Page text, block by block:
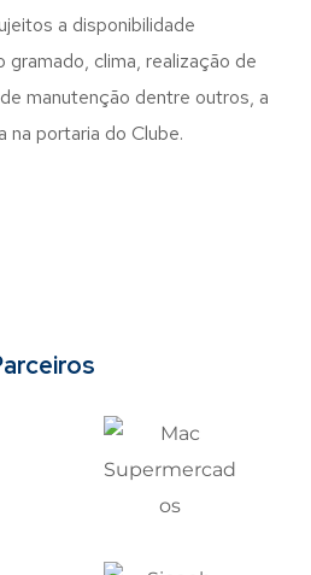
a disponibilidade
clima, realização de
manutenção dentre outros, a
portaria do Clube.